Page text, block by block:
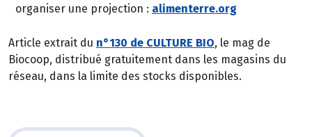
organiser une projection : alimenterre.org
Article extrait du n°130 de CULTURE BIO, le mag de
Biocoop, distribué gratuitement dans les magasins du
réseau, dans la limite des stocks disponibles.